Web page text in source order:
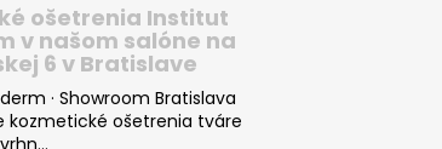
ošetrenia Institut
v našom salóne na
6 v Bratislave
· Showroom Bratislava
kozmetické ošetrenia tváre